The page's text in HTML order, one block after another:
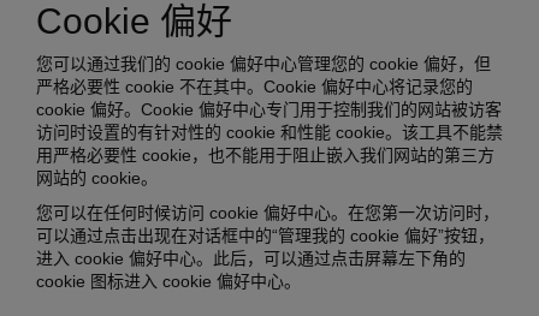
Cookie 偏好
您可以通过我们的 cookie 偏好中心管理您的 cookie 偏好，但
严格必要性 cookie 不在其中。Cookie 偏好中心将记录您的
cookie 偏好。Cookie 偏好中心专门用于控制我们的网站被访客
访问时设置的有针对性的 cookie 和性能 cookie。该工具不能禁
用严格必要性 cookie，也不能用于阻止嵌入我们网站的第三方
网站的 cookie。
您可以在任何时候访问 cookie 偏好中心。在您第一次访问时，
可以通过点击出现在对话框中的“管理我的 cookie 偏好”按钮，
进入 cookie 偏好中心。此后，可以通过点击屏幕左下角的
cookie 图标进入 cookie 偏好中心。